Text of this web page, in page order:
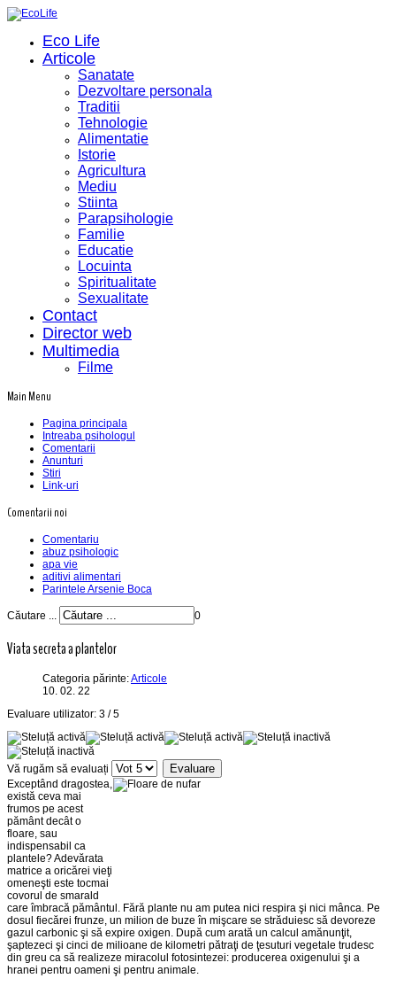
Eco Life
Articole
Sanatate
Dezvoltare personala
Traditii
Tehnologie
Alimentatie
Istorie
Agricultura
Mediu
Stiinta
Parapsihologie
Familie
Educatie
Locuinta
Spiritualitate
Sexualitate
Contact
Director web
Multimedia
Filme
Main Menu
Pagina principala
Intreaba psihologul
Comentarii
Anunturi
Stiri
Link-uri
Comentarii noi
Comentariu
abuz psihologic
apa vie
aditivi alimentari
Parintele Arsenie Boca
Căutare ... 0
Viata secreta a plantelor
Categoria părinte:Articole
10. 02. 22
Evaluare utilizator: 3 /5
Vă rugăm să evaluați
Exceptând dragostea,
există ceva mai
frumos pe acest
pământ decât o
floare, sau
indispensabil ca
plantele? Adevărata
matrice a oricărei vieţi
omeneşti este tocmai
covorul de smarald
care îmbracă pământul. Fă­ră plante nu am putea nici respira şi nici mânca. Pe
dosul fiecărei frun­ze, un milion de buze în mişcare se străduiesc să devoreze
gazul car­bonic şi să expire oxigen. După cum arată un calcul amănunţit,
şaptezeci şi cinci de milioane de kilometri pătraţi de ţesuturi vegetale trudesc
din greu ca să realizeze miracolul fotosin­tezei: producerea oxigenului şi a
hranei pentru oameni şi pentru animale.